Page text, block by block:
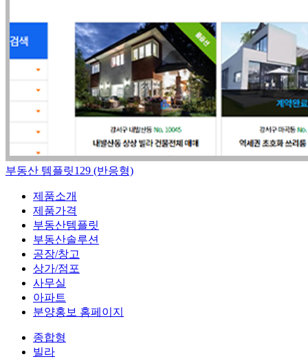
부동산 템플릿129 (반응형)
제품소개
제품가격
부동산템플릿
부동산솔루션
공장/창고
상가/점포
사무실
아파트
분양홍보 홈페이지
종합형
빌라